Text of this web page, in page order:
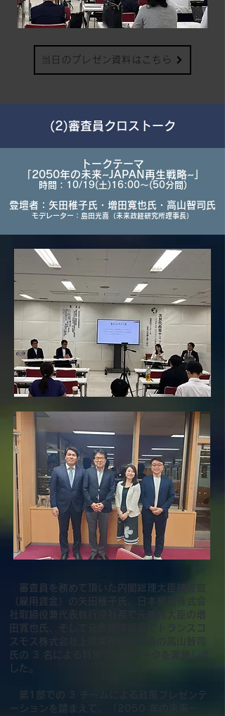
当日のプレゼン資料はこちら
​(2)審査員クロストーク
トークテーマ
「2050年の未来~JAPAN再生戦略~」
時間：10/19(土)16:00～(50分間)
登壇者：矢田稚子氏・増田寬也氏・高山智司氏
モデレーター： 島田光喜 （未来政経研究所理事長）
審査員を務めて頂いた内閣総理大臣補佐官
（雇用賃金）の矢田稚子氏、日本郵政株式会
社取締役兼代表執行役社長で元総務大臣の増
田寛也氏、そして元衆議院議員でトランスコ
スモス株式会社上席常務執行役員​の高山智司
氏の 3 名による特別クロストークを実施しま
した。
第1部での 3 チームによる政策プレゼンテ
ーションを踏まえて、「2050 年の未来～